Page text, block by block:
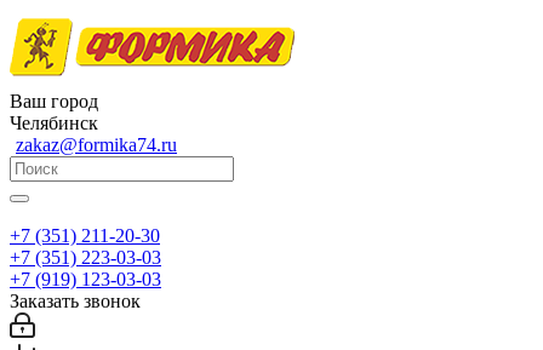
Ваш город
Челябинск
zakaz@formika74.ru
+7 (351) 211-20-30
+7 (351) 223-03-03
+7 (919) 123-03-03
Заказать звонок